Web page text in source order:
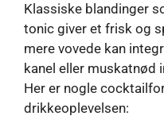
Klassiske blandinger
tonic giver et frisk og
mere vovede kan
kanel eller muskatnød
Her er nogle
drikkeoplevelsen: